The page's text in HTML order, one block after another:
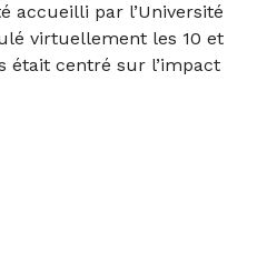
accueilli par l’Université
virtuellement les 10 et
était centré sur l’impact